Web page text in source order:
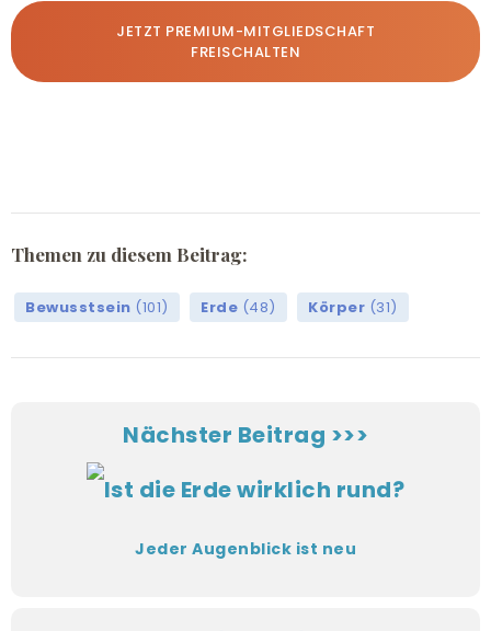
JETZT PREMIUM-MITGLIEDSCHAFT
FREISCHALTEN
Themen zu diesem Beitrag:
Bewusstsein (101) Erde (48) Körper (31)
Nächster Beitrag >>>
Jeder Augenblick ist neu